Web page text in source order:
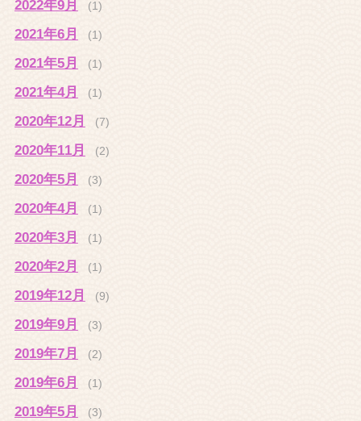
2022年9月 (1)
2021年6月 (1)
2021年5月 (1)
2021年4月 (1)
2020年12月 (7)
2020年11月 (2)
2020年5月 (3)
2020年4月 (1)
2020年3月 (1)
2020年2月 (1)
2019年12月 (9)
2019年9月 (3)
2019年7月 (2)
2019年6月 (1)
2019年5月 (3)